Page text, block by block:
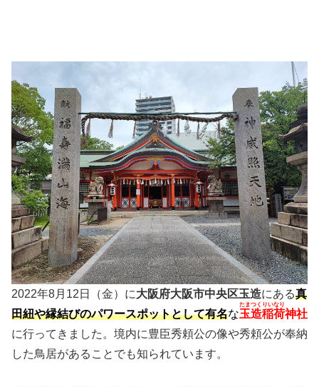
2022年8月12日（金）に大阪府大阪市中央区玉造にある真
田紐や縁結びのパワースポットとして有名な玉造稲荷
たまつくりいなり
神社
に行ってきました。境内に豊臣秀頼公の像や秀頼公が奉納
した鳥居があることでも知られています。